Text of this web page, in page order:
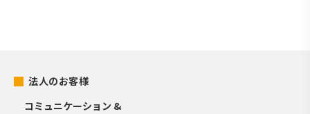
法人のお客様
コミュニケーション &